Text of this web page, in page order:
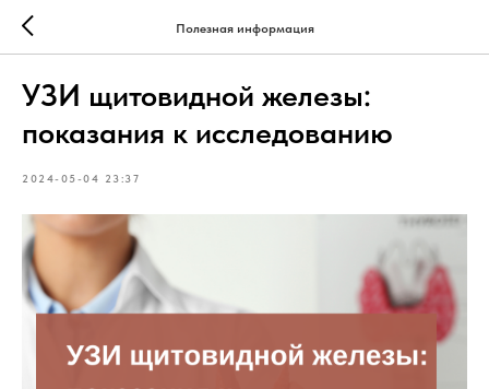
Полезная информация
УЗИ щитовидной железы:
показания к исследованию
2024-05-04 23:37